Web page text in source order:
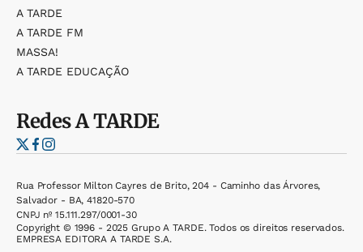
A TARDE
A TARDE FM
MASSA!
A TARDE EDUCAÇÃO
RedesA TARDE
Rua Professor Milton Cayres de Brito, 204 - Caminho das Árvores,
Salvador - BA, 41820-570
CNPJ nº 15.111.297/0001-30
Copyright © 1996 - 2025 Grupo A TARDE. Todos os direitos reservados.
EMPRESA EDITORA A TARDE S.A.